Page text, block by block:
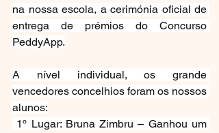
na nossa escola, a cerimónia oficial de
entrega de prémios do Concurso
PeddyApp.
A nível individual, os grande
vencedores concelhios foram os nossos
alunos:
1º Lugar: Bruna Zimbru – Ganhou um